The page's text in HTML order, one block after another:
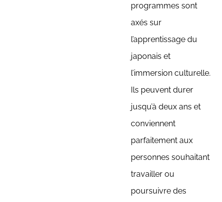
programmes sont
axés sur
l’apprentissage du
japonais et
l’immersion culturelle.
Ils peuvent durer
jusqu’à deux ans et
conviennent
parfaitement aux
personnes souhaitant
travailler ou
poursuivre des